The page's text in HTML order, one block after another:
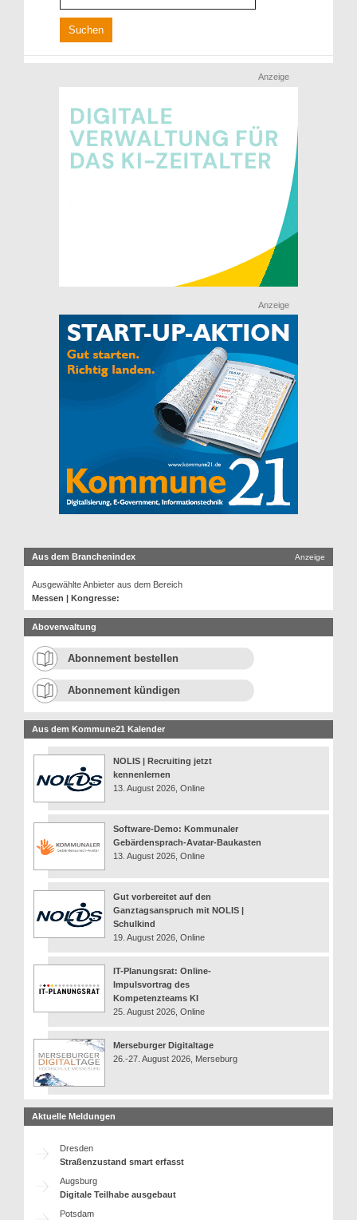
Anzeige
Anzeige
Aus dem Branchenindex Anzeige
Ausgewählte Anbieter aus dem Bereich
Messen | Kongresse:
Aboverwaltung
Abonnement bestellen
Abonnement kündigen
Aus dem Kommune21 Kalender
NOLIS | Recruiting jetzt
kennenlernen
13. August 2026, Online
Software-Demo: Kommunaler
Gebärdensprach-Avatar-Baukasten
13. August 2026, Online
Gut vorbereitet auf den
Ganztagsanspruch mit NOLIS |
Schulkind
19. August 2026, Online
IT-Planungsrat: Online-
Impulsvortrag des
Kompetenzteams KI
25. August 2026, Online
Merseburger Digitaltage
26.-27. August 2026, Merseburg
Aktuelle Meldungen
Dresden
Straßenzustand smart erfasst
Augsburg
Digitale Teilhabe ausgebaut
Potsdam